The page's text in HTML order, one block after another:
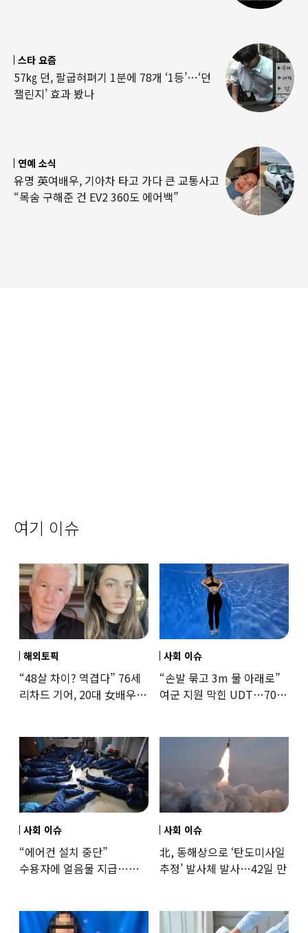
스타 요즘
57㎏ 던, 팔굽혀펴기 1분에 78개 ‘1등’…‘던
챌린지’ 효과 봤나
연예 소식
유명 英여배우, 기아차 타고 가다 큰 교통사고
“목숨 구해준 건 EV2 360도 에어백”
여기 이슈
해외토픽
“48살 차이? 역겹다” 76세
리차드 기어, 20대 女배우와
사회 이슈
“손발 묶고 3m 물 아래로”
여군 지원 막힌 UDT…707
사회 이슈
“에어컨 설치 중단”
수용자에 얼음물 지급…
사회 이슈
北, 동해상으로 ‘탄도미사일
추정’ 발사체 발사…42일 만